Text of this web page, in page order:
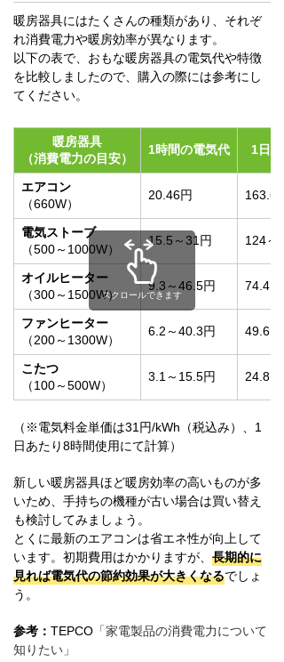
暖房器具にはたくさんの種類があり、それぞ
れ消費電力や暖房効率が異なります。
以下の表で、おもな暖房器具の電気代や特徴
を比較しましたので、購入の際には参考にし
てください。
暖房器具
（消費電力の目安）
1時間の電気代 1日の
エアコン
（660W）
20.46円 163.68
電気ストーブ
（500～1000W）
15.5～31円 124～
オイルヒーター
（300～1500W）
9.3～46.5円 74.4～
ファンヒーター
（200～1300W）
6.2～40.3円 49.6～
こたつ
（100～500W）
3.1～15.5円 24.8～
スクロールできます
（※電気料金単価は31円/kWh（税込み）、1
日あたり8時間使用にて計算）
新しい暖房器具ほど暖房効率の高いものが多
いため、手持ちの機種が古い場合は買い替え
も検討してみましょう。
とくに最新のエアコンは省エネ性が向上して
います。初期費用はかかりますが、 長期的に
見れば電気代の節約効果が大きくなるでしょ
う。
参考： TEPCO 「家電製品の消費電力について
知りたい」